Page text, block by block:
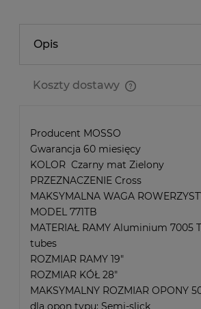
Opis
Koszty dostawy
Producent MOSSO
Gwarancja 60 miesięcy
KOLOR Czarny mat Zielony
PRZEZNACZENIE Cross
MAKSYMALNA WAGA
MODEL 771TB
MATERIAŁ RAMY Aluminium 7005
tubes
ROZMIAR RAMY 19"
ROZMIAR KÓŁ 28"
MAKSYMALNY ROZMIAR OPONY
dla opon typu: Semi-slick